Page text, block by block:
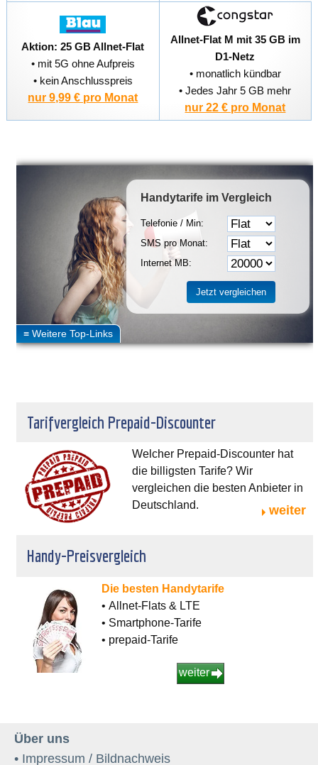
Aktion: 25 GB Allnet-Flat
• mit 5G ohne Aufpreis
• kein Anschlusspreis
nur 9,99 € pro Monat
Allnet-Flat M mit 35 GB im
D1-Netz
• monatlich kündbar
• Jedes Jahr 5 GB mehr
nur 22 € pro Monat
Handytarife im Vergleich
Telefonie / Min:
SMS pro Monat:
Internet MB:
Tarifvergleich Prepaid-Discounter
Welcher Prepaid-Discounter hat
die billigsten Tarife? Wir
vergleichen die besten Anbieter in
Deutschland.
weiter
Handy-Preisvergleich
Die besten Handytarife
• Allnet-Flats & LTE
• Smartphone-Tarife
• prepaid-Tarife
weiter
Über uns
• Impressum / Bildnachweis